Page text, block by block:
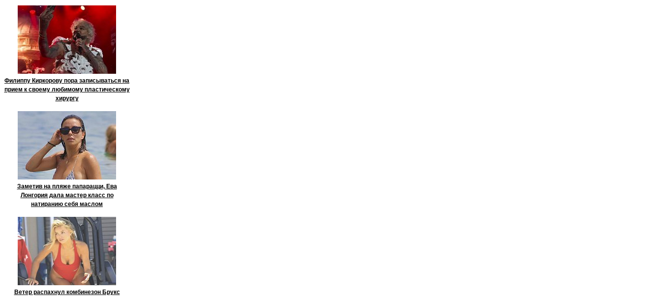
Филиппу Киркорову пора записываться на
прием к своему любимому пластическому
хирургу
Заметив на пляже папарацци, Ева
Лонгория дала мастер класс по
натиранию себя маслом
Ветер распахнул комбинезон Брукс